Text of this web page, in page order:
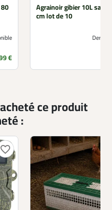
€
Agrainoir gibier 10L sans
cm lot de 10
ce produit
:
favorite_border